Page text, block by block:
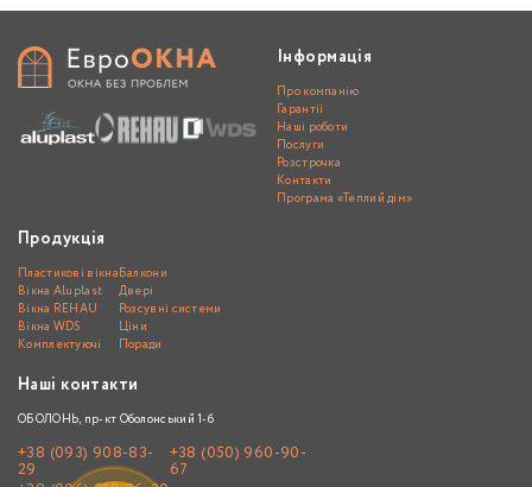
Інформація
Про компанію
Гарантії
Наші роботи
Послуги
Розстрочка
Контакти
Програма «Теплий дім»
Продукція
Пластикові вікна
Вікна Aluplast
Вікна REHAU
Вікна WDS
Комплектуючі
Балкони
Двері
Розсувні системи
Ціни
Поради
Наші контакти
ОБОЛОНЬ, пр-кт Оболонський 1-б
+38 (093) 908-83-
29
+38 (050) 960-90-
67